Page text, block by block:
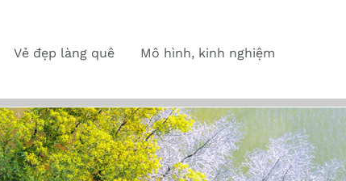
Vẻ đẹp làng quê Mô hình, kinh nghiệm